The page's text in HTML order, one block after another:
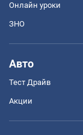
Онлайн уроки
ЗНО
Авто
Тест Драйв
Акции